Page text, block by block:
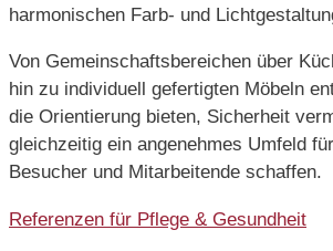
harmonischen Farb- und
Von Gemeinschaftsbereichen über
hin zu individuell gefertigten Möbeln
die Orientierung bieten, Sicherheit
gleichzeitig ein angenehmes Umfeld
Besucher und Mitarbeitende schaffen.
Referenzen für Pflege & Gesundheit